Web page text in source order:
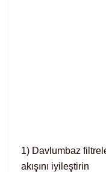
1) Davlumbaz
akışını iyileştirin